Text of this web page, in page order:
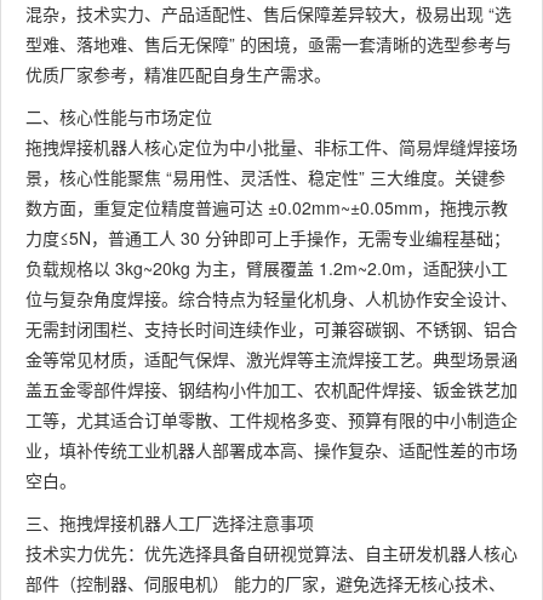
混杂，技术实力、产品适配性、售后保障差异较大，极易出现 “选
型难、落地难、售后无保障” 的困境，亟需一套清晰的选型参考与
优质厂家参考，精准匹配自身生产需求。
二、核心性能与市场定位
拖拽焊接机器人核心定位为中小批量、非标工件、简易焊缝焊接场
景，核心性能聚焦 “易用性、灵活性、稳定性” 三大维度。关键参
数方面，重复定位精度普遍可达 ±0.02mm~±0.05mm，拖拽示教
力度≤5N，普通工人 30 分钟即可上手操作，无需专业编程基础；
负载规格以 3kg~20kg 为主，臂展覆盖 1.2m~2.0m，适配狭小工
位与复杂角度焊接。综合特点为轻量化机身、人机协作安全设计、
无需封闭围栏、支持长时间连续作业，可兼容碳钢、不锈钢、铝合
金等常见材质，适配气保焊、激光焊等主流焊接工艺。典型场景涵
盖五金零部件焊接、钢结构小件加工、农机配件焊接、钣金铁艺加
工等，尤其适合订单零散、工件规格多变、预算有限的中小制造企
业，填补传统工业机器人部署成本高、操作复杂、适配性差的市场
空白。
三、拖拽焊接机器人工厂选择注意事项
技术实力优先：优先选择具备自研视觉算法、自主研发机器人核心
部件（控制器、伺服电机） 能力的厂家，避免选择无核心技术、